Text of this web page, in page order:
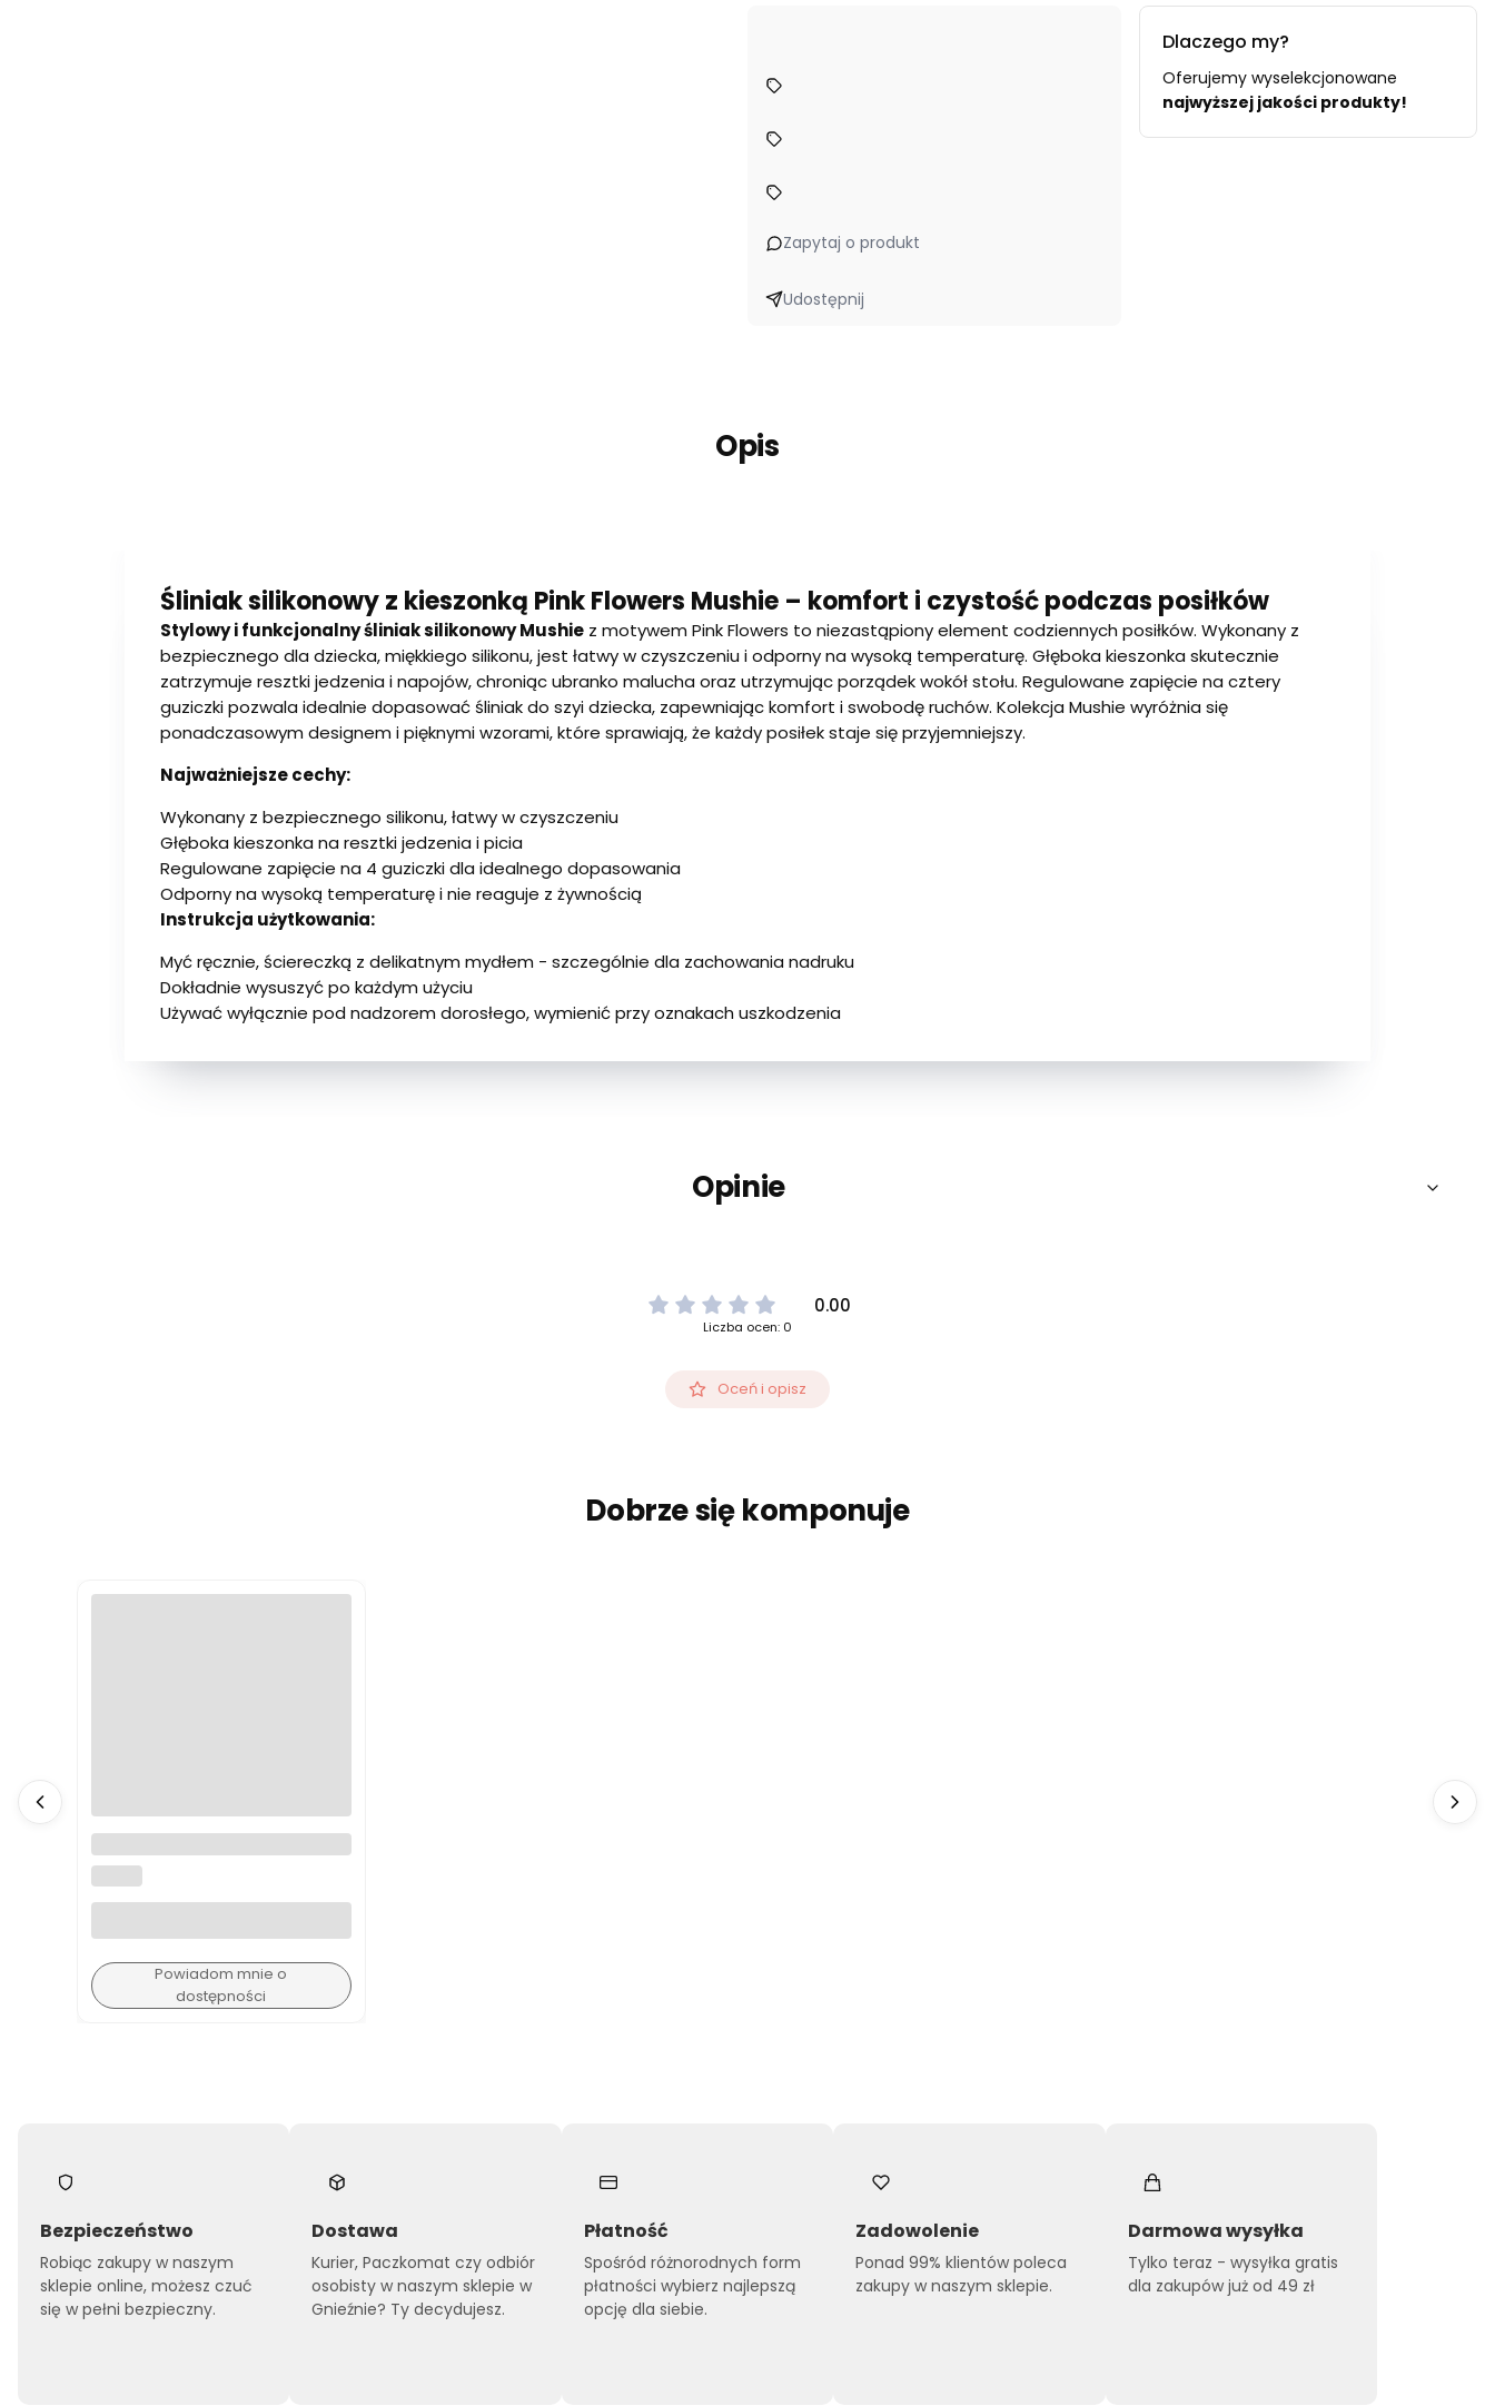
Zapytaj o produkt
Udostępnij
Dlaczego my?
Oferujemy wyselekcjonowane
najwyższej jakości produkty!
Opis
Śliniak silikonowy z kieszonką Pink Flowers Mushie – komfort i czystość podczas posiłków
Stylowy i funkcjonalny śliniak silikonowy Mushie z motywem Pink Flowers to niezastąpiony element codziennych posiłków. Wykonany z
bezpiecznego dla dziecka, miękkiego silikonu, jest łatwy w czyszczeniu i odporny na wysoką temperaturę. Głęboka kieszonka skutecznie
zatrzymuje resztki jedzenia i napojów, chroniąc ubranko malucha oraz utrzymując porządek wokół stołu. Regulowane zapięcie na cztery
guziczki pozwala idealnie dopasować śliniak do szyi dziecka, zapewniając komfort i swobodę ruchów. Kolekcja Mushie wyróżnia się
ponadczasowym designem i pięknymi wzorami, które sprawiają, że każdy posiłek staje się przyjemniejszy.
Najważniejsze cechy:
Wykonany z bezpiecznego silikonu, łatwy w czyszczeniu
Głęboka kieszonka na resztki jedzenia i picia
Regulowane zapięcie na 4 guziczki dla idealnego dopasowania
Odporny na wysoką temperaturę i nie reaguje z żywnością
Instrukcja użytkowania:
Myć ręcznie, ściereczką z delikatnym mydłem - szczególnie dla zachowania nadruku
Dokładnie wysuszyć po każdym użyciu
Używać wyłącznie pod nadzorem dorosłego, wymienić przy oznakach uszkodzenia
Opinie
0.00
Liczba ocen: 0
Oceń i opisz
Dobrze się komponuje
Pale Mauve Mushie
Powiadom mnie o
dostępności
Bezpieczeństwo
Robiąc zakupy w naszym
sklepie online, możesz czuć
się w pełni bezpieczny.
Dostawa
Kurier, Paczkomat czy odbiór
osobisty w naszym sklepie w
Gnieźnie? Ty decydujesz.
Płatność
Spośród różnorodnych form
płatności wybierz najlepszą
opcję dla siebie.
Zadowolenie
Ponad 99% klientów poleca
zakupy w naszym sklepie.
Darmowa wysyłka
Tylko teraz - wysyłka gratis
dla zakupów już od 49 zł